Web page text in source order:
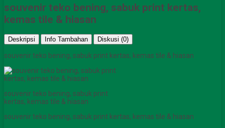
souvenir teko bening, sabuk print kertas,
kemas tile & hiasan
Deskripsi Info Tambahan Diskusi (0)
souvenir teko bening, sabuk print kertas, kemas tile & hiasan
souvenir teko bening, sabuk print
kertas, kemas tile & hiasan
souvenir teko bening, sabuk print kertas, kemas tile & hiasan